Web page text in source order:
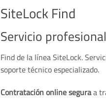
SiteLock Find
Servicio
Find de la línea SiteLock.
soporte técnico especializado.
Contratación online seguraa